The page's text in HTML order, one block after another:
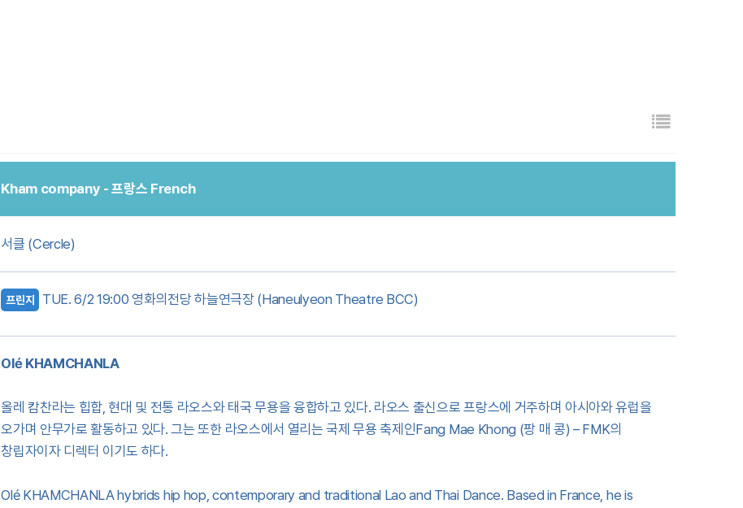
Kham company - 프랑스 French
서클 (Cercle)
프린지 TUE. 6/2 19:00 영화의전당 하늘연극장 (Haneulyeon Theatre BCC)
Olé KHAMCHANLA
올레 캄찬라는 힙합, 현대 및 전통 라오스와 태국 무용을 융합하고 있다. 라오스 출신으로 프랑스에 거주하며 아시아와 유럽을
오가며 안무가로 활동하고 있다. 그는 또한 라오스에서 열리는 국제 무용 축제인Fang Mae Khong (팡 매 콩) – FMK의
창립자이자 디렉터 이기도 하다.
Olé KHAMCHANLA hybrids hip hop, contemporary and traditional Lao and Thai Dance. Based in France, he is